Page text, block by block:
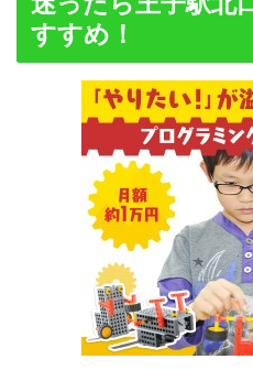
すすめ！